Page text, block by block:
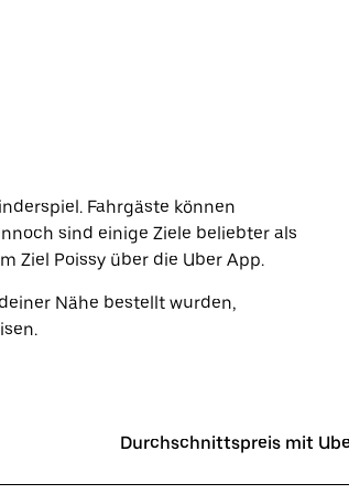
Fahrgäste können
sind einige Ziele beliebter als
Ziel Poissy über die Uber App.
Nähe bestellt wurden,
Durchschnittspreis mit